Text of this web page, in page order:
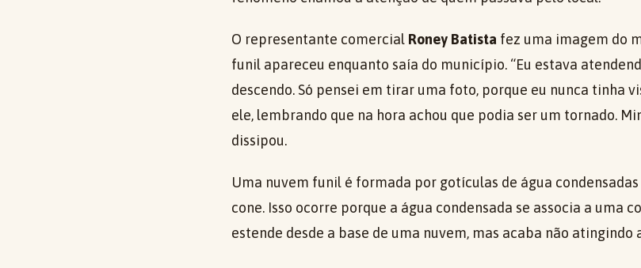
O representante comercial Roney Batista fez uma imagem do
funil apareceu enquanto saía do município. “Eu estava
descendo. Só pensei em tirar uma foto, porque eu nunca tinha
ele, lembrando que na hora achou que podia ser um tornado.
dissipou.
Uma nuvem funil é formada por gotículas de água
cone. Isso ocorre porque a água condensada se associa a uma
estende desde a base de uma nuvem, mas acaba não atingindo